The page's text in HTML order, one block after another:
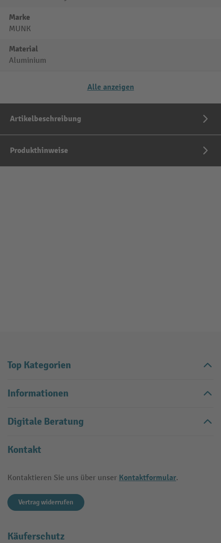
Marke
MUNK
Material
Aluminium
Alle anzeigen
Artikelbeschreibung
Produkthinweise
Top Kategorien
Informationen
Digitale Beratung
Kontakt
Kontaktieren Sie uns über unser Kontaktformular.
Vertrag widerrufen
Käuferschutz